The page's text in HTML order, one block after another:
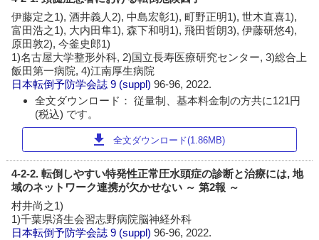
伊藤定之1), 酒井義人2), 中島宏彰1), 町野正明1), 世木直喜1),
富田浩之1), 大内田隼1), 森下和明1), 飛田哲朗3), 伊藤研悠4),
原田敦2), 今釜史郎1)
1)名古屋大学整形外科, 2)国立長寿医療研究センター, 3)総合上
飯田第一病院, 4)江南厚生病院
日本転倒予防学会誌 9 (suppl)96-96, 2022.
全文ダウンロード： 従量制、基本料金制の方共に121円
(税込) です。
download 全文ダウンロード(1.86MB)
4-2-2. 転倒しやすい特発性正常圧水頭症の診断と治療には, 地
域のネットワーク連携が欠かせない ～ 第2報 ～
村井尚之1)
1)千葉県済生会習志野病院脳神経外科
日本転倒予防学会誌 9 (suppl)96-96, 2022.